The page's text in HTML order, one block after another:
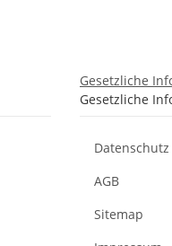
Gesetzliche
Gesetzliche
Datenschutz
AGB
Sitemap